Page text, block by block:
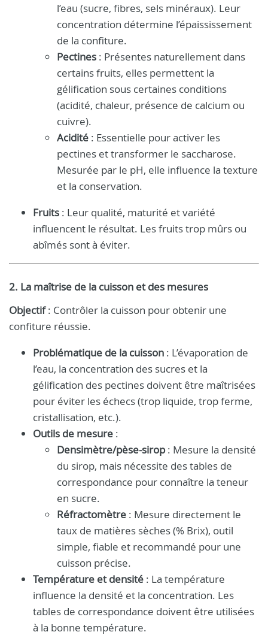
l’eau (sucre, fibres, sels minéraux). Leur
concentration détermine l’épaississement
de la confiture.
Pectines : Présentes naturellement dans
certains fruits, elles permettent la
gélification sous certaines conditions
(acidité, chaleur, présence de calcium ou
cuivre).
Acidité : Essentielle pour activer les
pectines et transformer le saccharose.
Mesurée par le pH, elle influence la texture
et la conservation.
Fruits : Leur qualité, maturité et variété
influencent le résultat. Les fruits trop mûrs ou
abîmés sont à éviter.
2. La maîtrise de la cuisson et des mesures
Objectif: Contrôler la cuisson pour obtenir une
confiture réussie.
Problématique de la cuisson : L’évaporation de
l’eau, la concentration des sucres et la
gélification des pectines doivent être maîtrisées
pour éviter les échecs (trop liquide, trop ferme,
cristallisation, etc.).
Outils de mesure :
Densimètre/pèse-sirop: Mesure la densité
du sirop, mais nécessite des tables de
correspondance pour connaître la teneur
en sucre.
Réfractomètre : Mesure directement le
taux de matières sèches (% Brix), outil
simple, fiable et recommandé pour une
cuisson précise.
Température et densité : La température
influence la densité et la concentration. Les
tables de correspondance doivent être utilisées
à la bonne température.